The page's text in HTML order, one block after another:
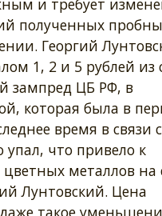
полученных
Георгий
1, 2 и 5 рублей из
зампред ЦБ РФ, в
которая была в
время в связи с
что привело к
металлов на
Лунтовский. Цена
такое